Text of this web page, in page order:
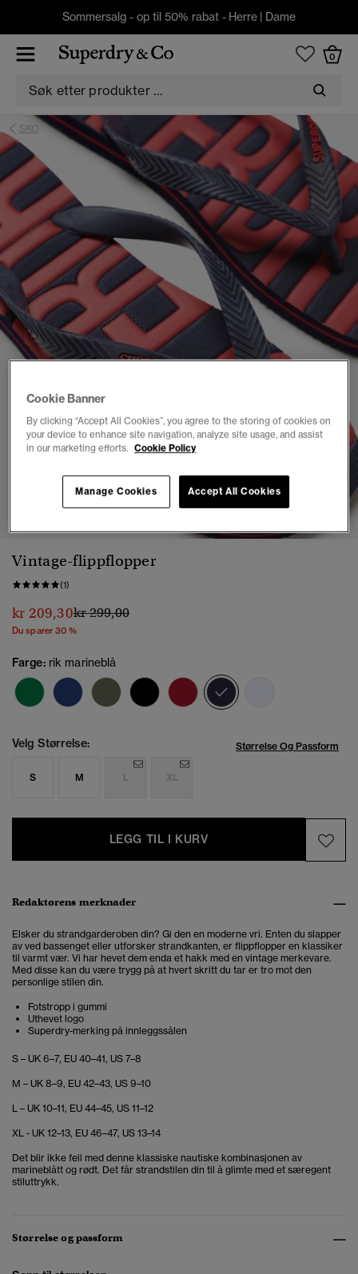
Sommersalg - op til 50% rabat - Herre | Dame
0
SKO
1 2 3 5 6 7
Vintage-flippflopper
(1)
kr 209,30Pris nedsatt fra
kr 299,00til
Du sparer 30 %
Farge: rik marineblå
Velg Størrelse: Størrelse Og Passform
S M L XL
LEGG TIL I KURV
Redaktørens merknader
Elsker du strandgarderoben din? Gi den en moderne vri. Enten du slapper
av ved bassenget eller utforsker strandkanten, er flippflopper en klassiker
til varmt vær. Vi har hevet dem enda et hakk med en vintage merkevare.
Med disse kan du være trygg på at hvert skritt du tar er tro mot den
personlige stilen din.
Fotstropp i gummi
Uthevet logo
Superdry-merking på innleggssålen
S – UK 6–7, EU 40–41, US 7–8
M – UK 8–9, EU 42–43, US 9–10
L – UK 10–11, EU 44–45, US 11–12
XL - UK 12–13, EU 46–47, US 13–14
Det blir ikke feil med denne klassiske nautiske kombinasjonen av
marineblått og rødt. Det får strandstilen din til å glimte med et særegent
stiluttrykk.
Størrelse og passform
Cookie Banner
By clicking “Accept All Cookies”, you agree to the storing of cookies on
your device to enhance site navigation, analyze site usage, and assist
in our marketing efforts. Cookie Policy
Accept All Cookies
Manage Cookies